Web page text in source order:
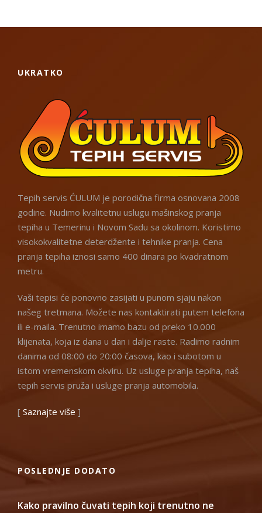
UKRATKO
Tepih servis ĆULUM je porodična firma osnovana 2008
godine. Nudimo kvalitetnu uslugu mašinskog pranja
tepiha u Temerinu i Novom Sadu sa okolinom. Koristimo
visokokvalitetne deterdžente i tehnike pranja. Cena
pranja tepiha iznosi samo 400 dinara po kvadratnom
metru.
Vaši tepisi će ponovno zasijati u punom sjaju nakon
našeg tretmana. Možete nas kontaktirati putem telefona
ili e-maila. Trenutno imamo bazu od preko 10.000
klijenata, koja iz dana u dan i dalje raste. Radimo radnim
danima od 08:00 do 20:00 časova, kao i subotom u
istom vremenskom okviru. Uz usluge pranja tepiha, naš
tepih servis pruža i usluge pranja automobila.
[ Saznajte više ]
POSLEDNJE DODATO
Kako pravilno čuvati tepih koji trenutno ne